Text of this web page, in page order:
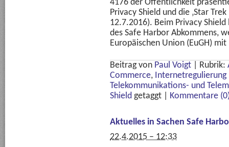
4176 der Öffentlichkeit
Privacy Shield und die ‚Star
12.7.2016). Beim Privacy
des Safe Harbor Abkommens,
Europäischen Union (EuGH)
Beitrag von Paul Voigt Rubrik:
Commerce,
Telekommunikations- und
Shield getaggt Kommentare
Aktuelles in Sachen Safe
22.4.2015 – 12:33